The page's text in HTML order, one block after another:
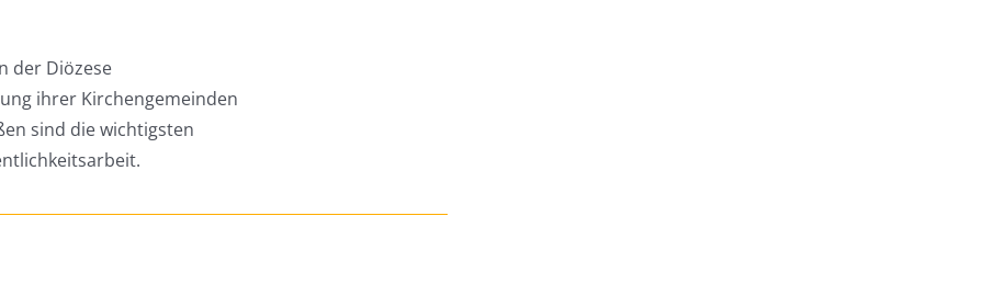
der Diözese
ihrer Kirchengemeinden
sind die wichtigsten